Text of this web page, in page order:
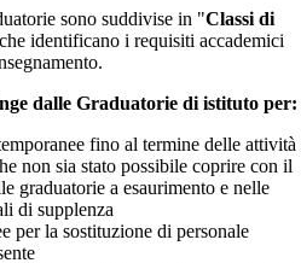
sono suddivise in "Classi di
identificano i requisiti accademici
dalle Graduatorie di istituto per:
fino al termine delle attività
non sia stato possibile coprire con il
graduatorie a esaurimento e nelle
di supplenza
per la sostituzione di personale